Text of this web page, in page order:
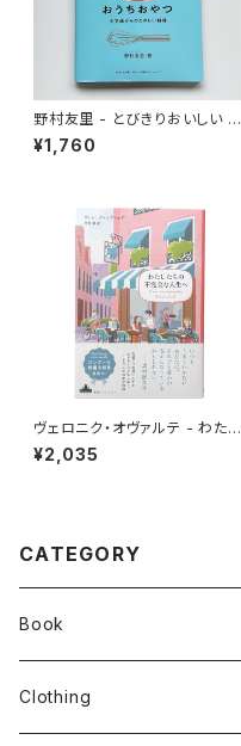
野村友里 - とびきりおいしい お
うちおやつ
¥1,760
ヴェロニク・オヴァルテ - わたし
たちの不完全な人生へ
¥2,035
CATEGORY
Book
stacks
Clothing